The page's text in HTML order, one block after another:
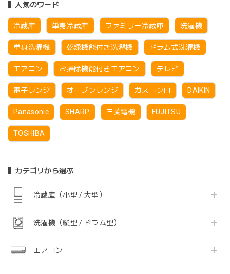
人気のワード
冷蔵庫 単身冷蔵庫 ファミリー冷蔵庫 洗濯機
単身洗濯機 乾燥機能付き洗濯機 ドラム式洗濯機
エアコン お掃除機能付きエアコン テレビ
電子レンジ オーブンレンジ ガスコンロ DAIKIN
Panasonic SHARP 三菱電機 FUJITSU
TOSHIBA
カテゴリから選ぶ
冷蔵庫（小型 / 大型）
洗濯機（縦型 / ドラム型）
エアコン